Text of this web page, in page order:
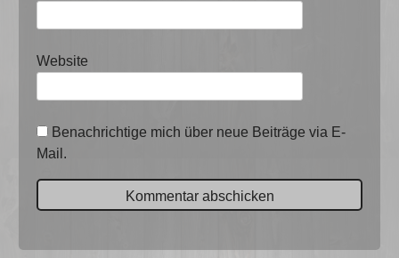
Website
Benachrichtige mich über neue Beiträge via E-
Mail.